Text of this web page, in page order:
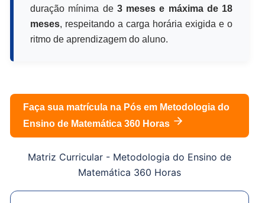
duração mínima de 3 meses e máxima de 18
meses, respeitando a carga horária exigida e o
ritmo de aprendizagem do aluno.
Faça sua matrícula na Pós em Metodologia do
Ensino de Matemática 360 Horas
Matriz Curricular - Metodologia do Ensino de
Matemática 360 Horas